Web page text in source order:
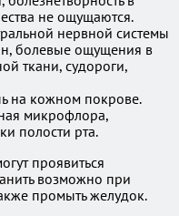
не ощущаются.
нервной системы
болевые ощущения в
ткани, судороги,
на кожном покрове.
микрофлора,
полости рта.
проявиться
возможно при
промыть желудок.